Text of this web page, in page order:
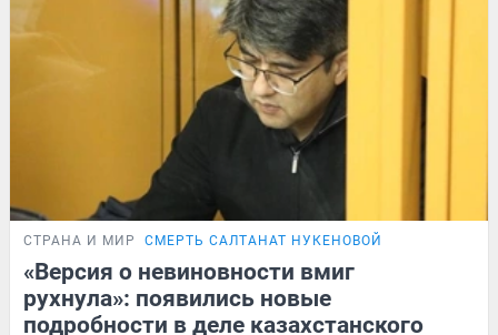
СТРАНА И МИР СМЕРТЬ САЛТАНАТ НУКЕНОВОЙ
«Версия о невиновности вмиг
рухнула»: появились новые
подробности в деле казахстанского